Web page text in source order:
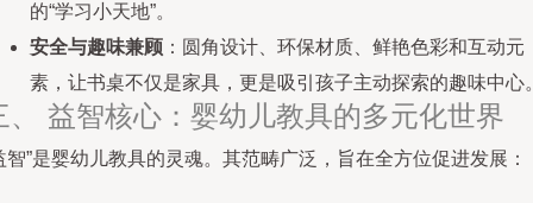
的“学习小天地”。
安全与趣味兼顾 ：圆角设计、环保材质、鲜艳色彩和互动元
素，让书桌不仅是家具，更是吸引孩子主动探索的趣味中心
、 益智核心：婴幼儿教具的多元化世界
智”是婴幼儿教具的灵魂。其范畴广泛，旨在全方位促进发展：